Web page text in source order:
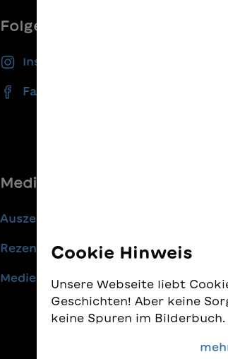
Folgen Sie uns
Instagram
Facebook
Media
Auszeichnungen
Rezensionen
Medienmitteilungen
Cookie Hinweis
Unsere Webseite liebt
Geschichten! Aber keine
keine Spuren im Bilderbuch.
Wir nehmen den Schutz